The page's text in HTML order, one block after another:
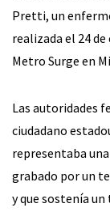
Pretti, un
realizada el 24
Metro Surge en
Las autoridades
ciudadano
representaba
grabado por un
y que sostenía